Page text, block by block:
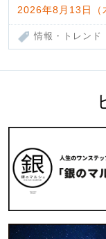
2026年8月13日（
情報・トレンド